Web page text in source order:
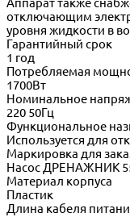
отключающим
уровня жидкости в
Гарантийный срок
1 год
Потребляемая
1700Вт
Номинальное
220 50Гц
Функциональное
Используется для
Маркировка для
Насос ДРЕНАЖНИК
Материал корпуса
Пластик
Длина кабеля